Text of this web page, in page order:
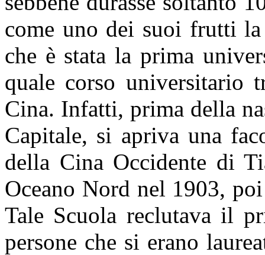
come uno dei suoi frutti
che è stata la prima
quale corso universitario
Cina. Infatti, prima della
Capitale, si apriva una
della Cina Occidente di
Oceano Nord nel 1903,
Tale Scuola reclutava il
persone che si erano